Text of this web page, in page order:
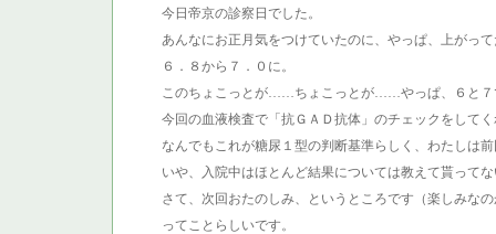
今日帝京の診察日でした。
あんなにお正月気をつけていたのに、やっぱ、上がっ
６．８から７．０に。
このちょこっとが……ちょこっとが……やっぱ、６と７
今回の血液検査で「抗ＧＡＤ抗体」のチェックをして
なんでもこれが糖尿１型の判断基準らしく、わたしは
いや、入院中はほとんど結果については教えて貰って
さて、次回おたのしみ、というところです（楽し
ってことらしいです。